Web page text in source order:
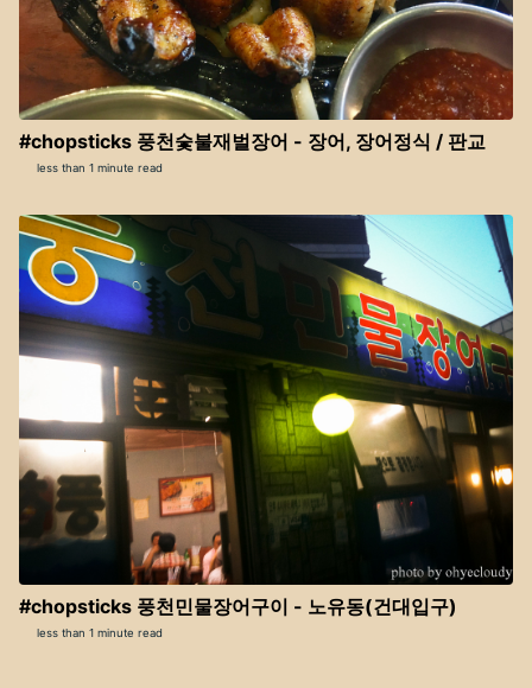
#chopsticks 풍천숯불재벌장어 - 장어, 장어정식 / 판교
less than 1 minute read
#chopsticks 풍천민물장어구이 - 노유동(건대입구)
less than 1 minute read